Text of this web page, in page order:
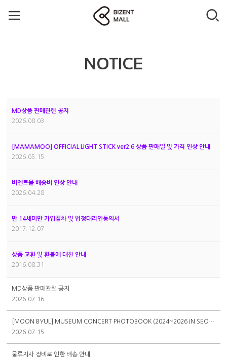
NOTICE
MD상품 판매관련 공지
2026.08.03
[MAMAMOO] OFFICIAL LIGHT STICK ver2.6 상품 판매일 및 가격 인상 안내
2026.05.15
비젠트몰 배송비 인상 안내
2026.04.28
만 14세미만 가입절차 및 법정대리인동의서
2017.12.07
상품 교환 및 환불에 대한 안내
2016.08.31
MD상품 판매관련 공지
2026.07.16
[MOON BYUL] MUSEUM CONCERT PHOTOBOOK (2024~2026 IN SEOUL) 배송 관련 안내
2026.07.15
물류지사 정비로 인한 배송 안내